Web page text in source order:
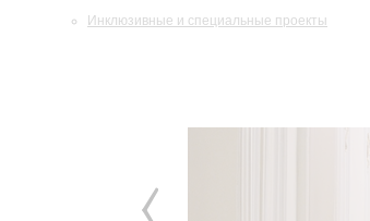
Инклюзивные и специальные проекты